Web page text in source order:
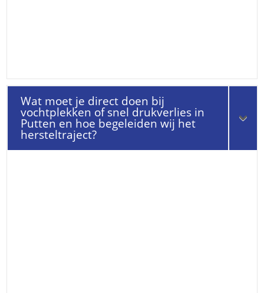
Wat moet je direct doen bij
vochtplekken of snel drukverlies in
Putten en hoe begeleiden wij het
hersteltraject?